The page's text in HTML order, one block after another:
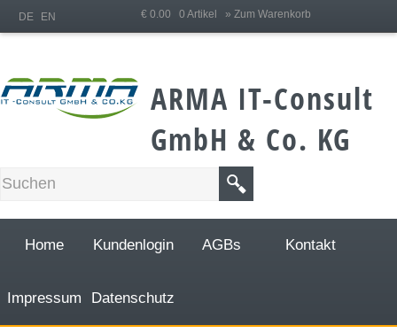
€ 0.00 0 Artikel » Zum Warenkorb
DE EN
ARMA IT-Consult
GmbH & Co. KG
Home Kundenlogin AGBs Kontakt
Impressum Datenschutz